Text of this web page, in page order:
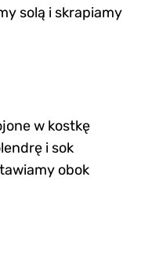
solą i skrapiamy
w kostkę
i sok
obok